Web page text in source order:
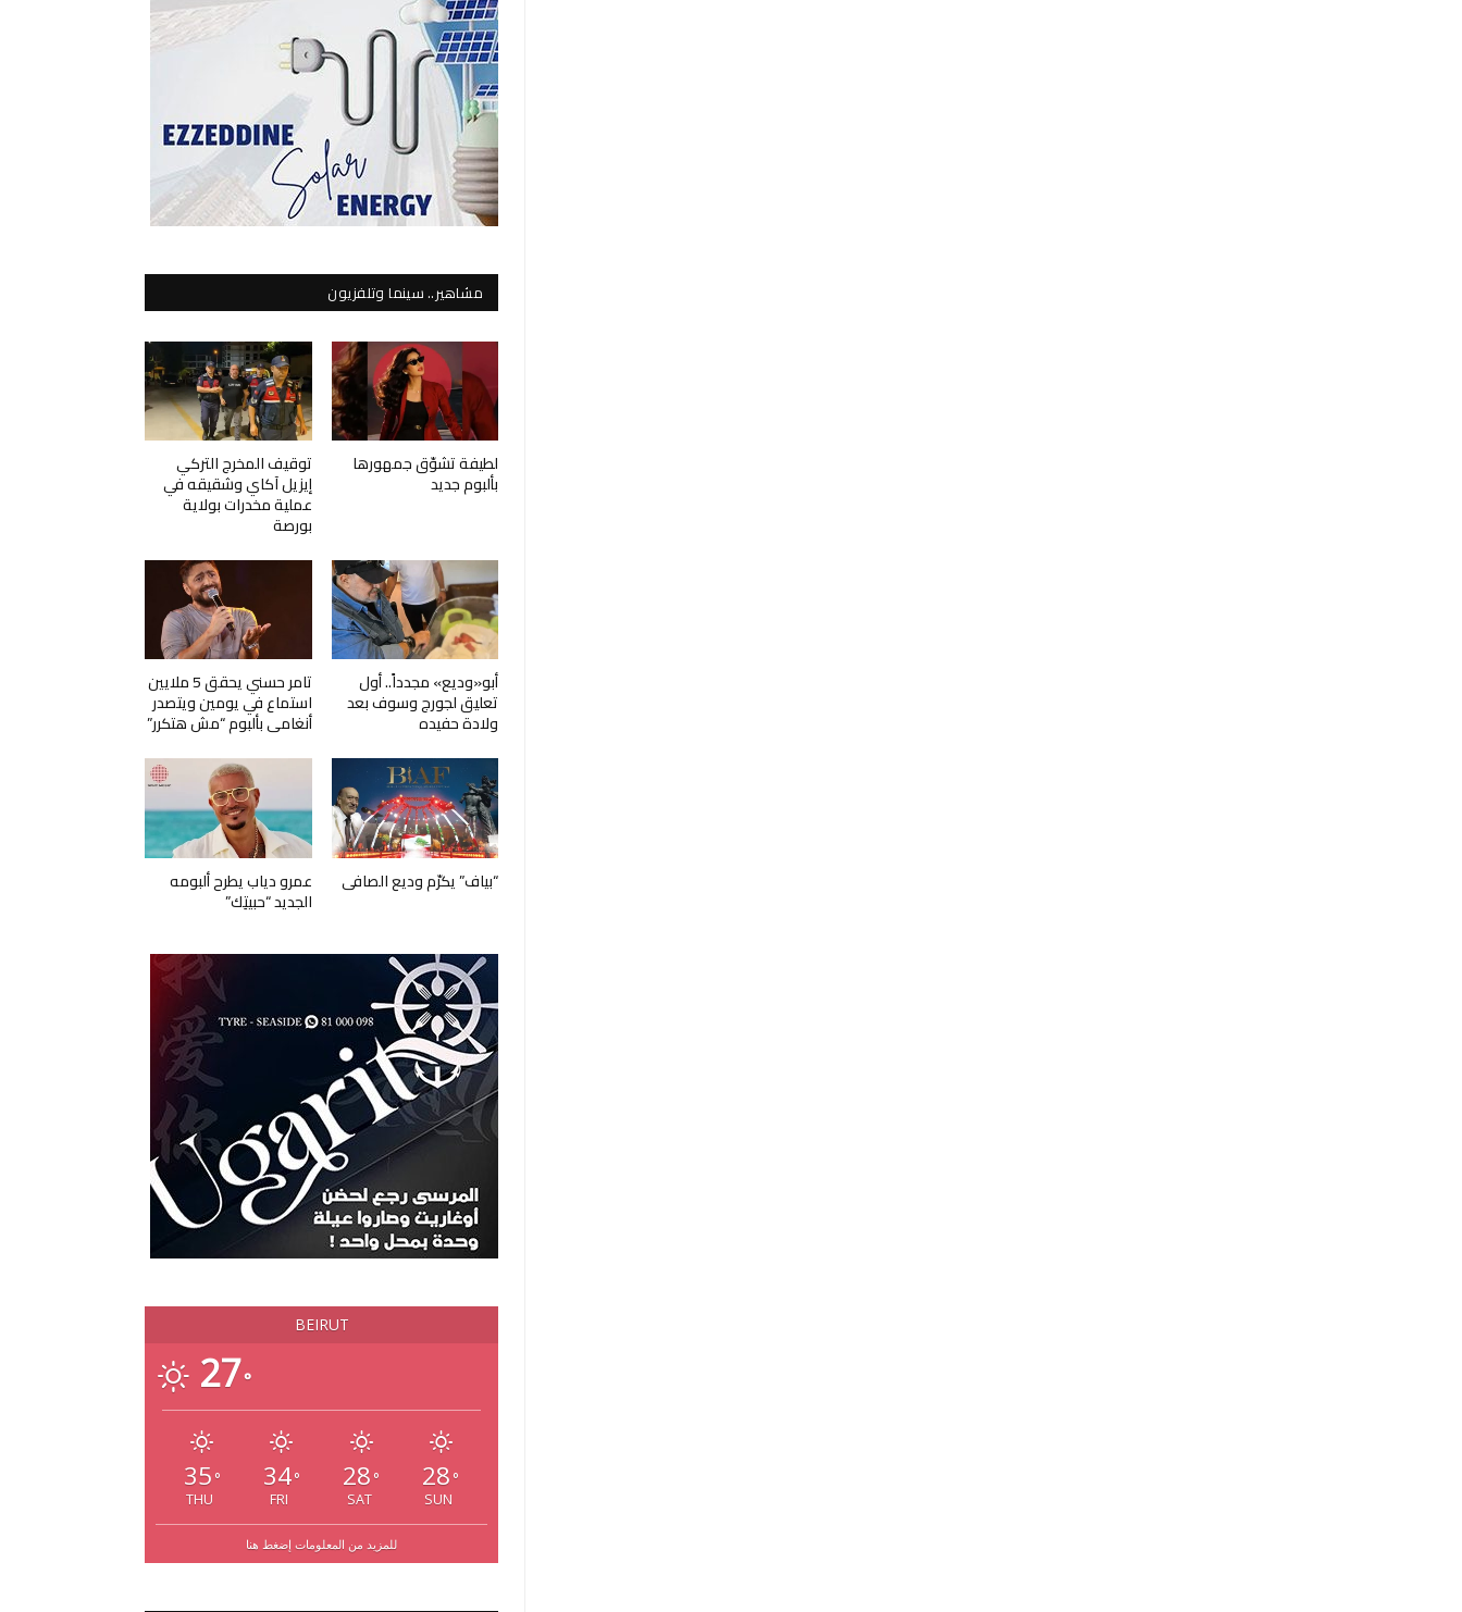
مشاهير.. سينما وتلفزيون
لطيفة تشوّق جمهورها
بألبوم جديد
توقيف المخرج التركي
إيزيل آكاي وشقيقه في
عملية مخدرات بولاية
بورصة
أبو«وديع» مجدداً.. أول
تعليق لجورج وسوف بعد
ولادة حفيده
تامر حسني يحقق 5 ملايين
استماع في يومين ويتصدر
أنغامي بألبوم “مش هتكرر”
“بياف” يكرّم وديع الصافي عمرو دياب يطرح ألبومه
الجديد “حبيتِك”
BEIRUT
27°
35 °
THU
34°
FRI
28 °
SAT
28 °
SUN
للمزيد من المعلومات إضغط هنا